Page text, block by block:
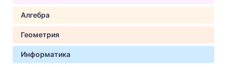
Алгебра
Геометрия
Информатика